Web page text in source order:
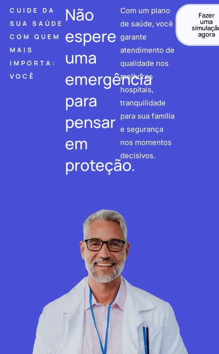
CUIDE DA
SUA SAÚDE
COM QUEM
MAIS
IMPORTA:
VOCÊ
Não
espere
uma
emergência
para
pensar
em
proteção.
Com um plano
de saúde, você
garante
atendimento de
qualidade nos
melhores
hospitais,
tranquilidade
para sua família
e segurança
nos momentos
decisivos.
Fazer
uma
agora